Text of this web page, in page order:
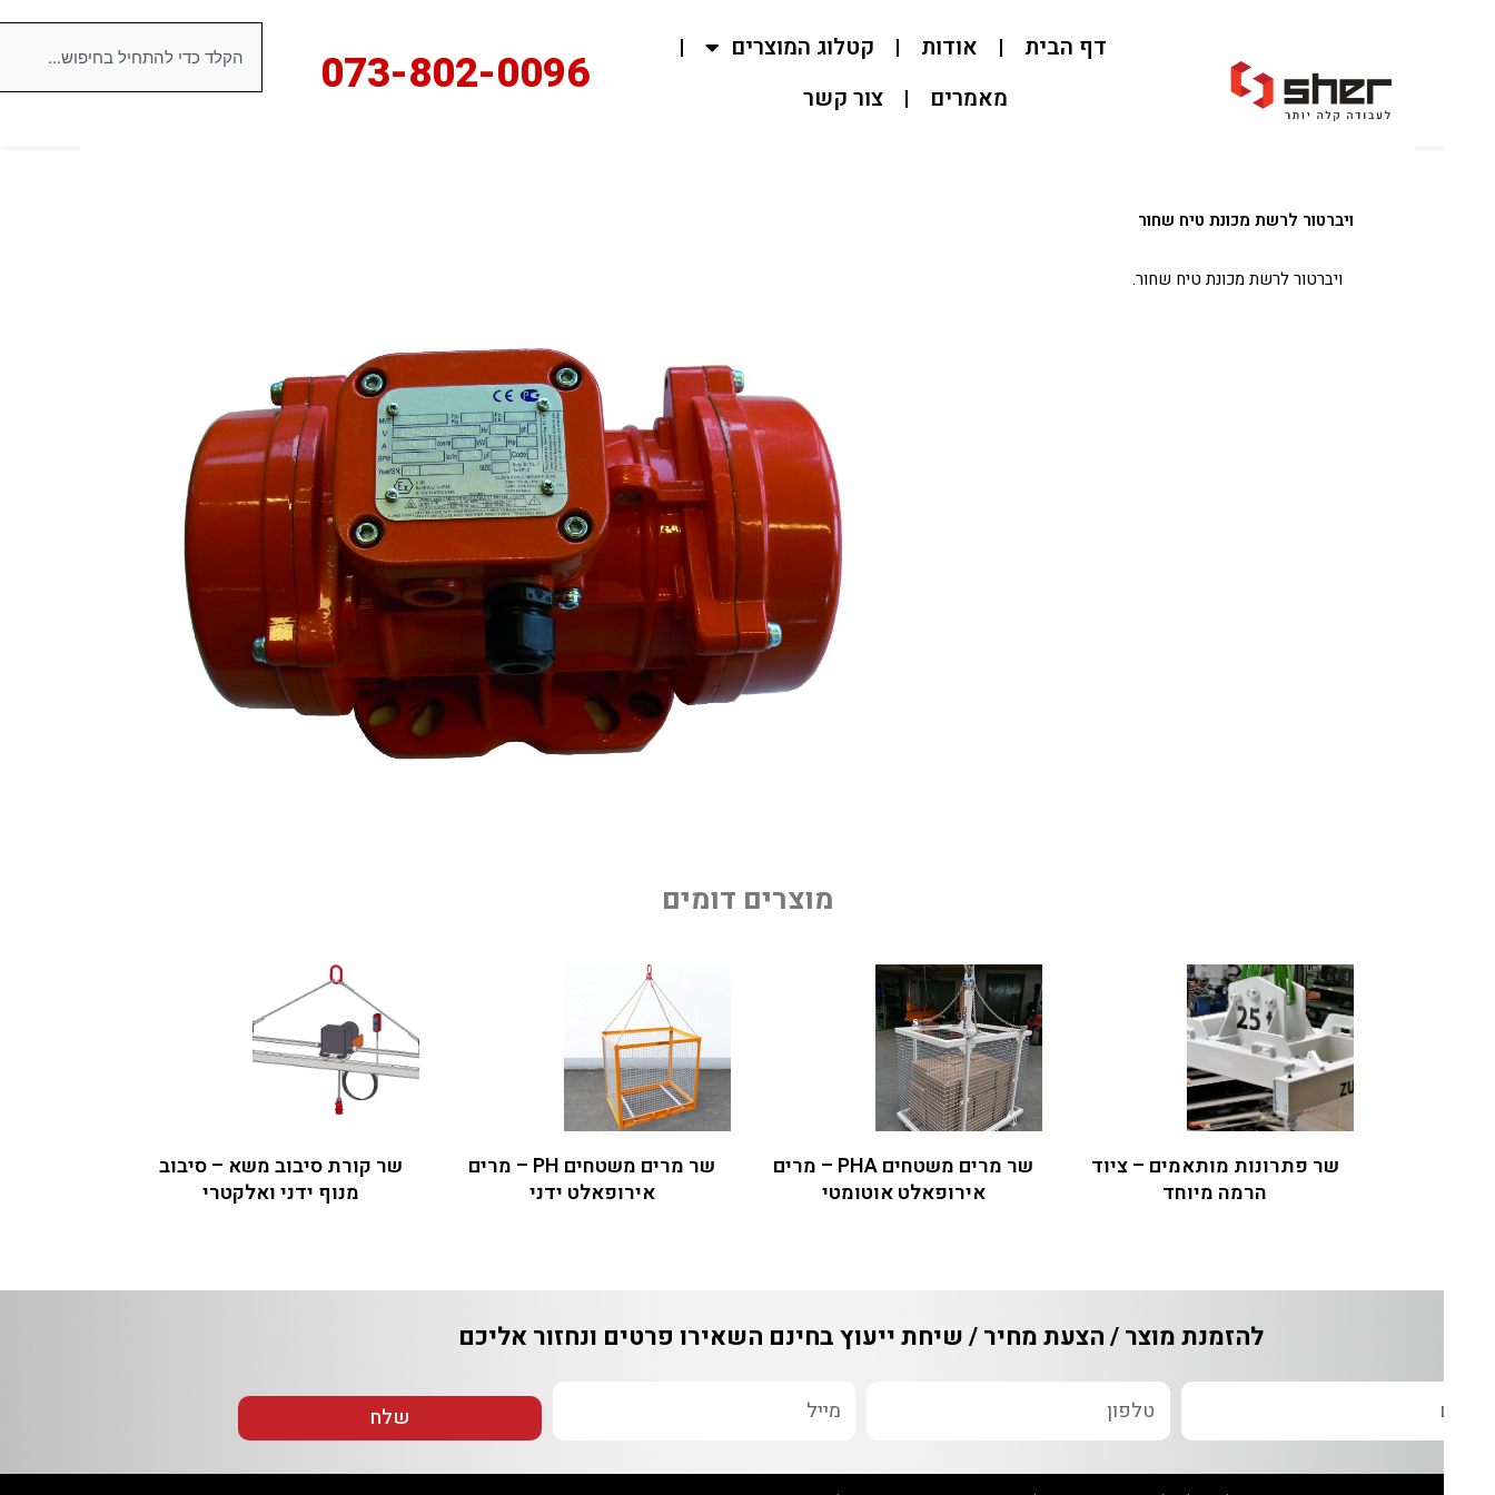
דף הבית אודות
קטלוג המוצרים
מאמרים
צור קשר 073-802-0096
ויברטור לרשת מכונת טיח שחור
ויברטור לרשת מכונת טיח שחור.
מוצרים דומים
שר פתרונות מותאמים – ציוד
הרמה מיוחד
שר מרים משטחים PHA – מרים
אירופאלט אוטומטי
שר מרים משטחים PH – מרים
אירופאלט ידני
שר קורת סיבוב משא – סיבוב
מנוף ידני ואלקטרי
להזמנת מוצר / הצעת מחיר / שיחת ייעוץ בחינםהשאירו פרטים ונחזור אליכם